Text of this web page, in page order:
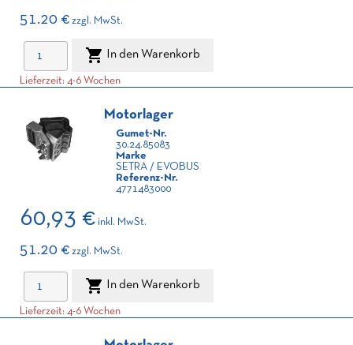
51.20 € zzgl. MwSt.
 In den Warenkorb
Lieferzeit: 4-6 Wochen
Motorlager
Gumet-Nr.
30.24.85083
Marke
SETRA / EVOBUS
Referenz-Nr.
4771483000
60,93 € inkl. MwSt.
51.20 € zzgl. MwSt.
 In den Warenkorb
Lieferzeit: 4-6 Wochen